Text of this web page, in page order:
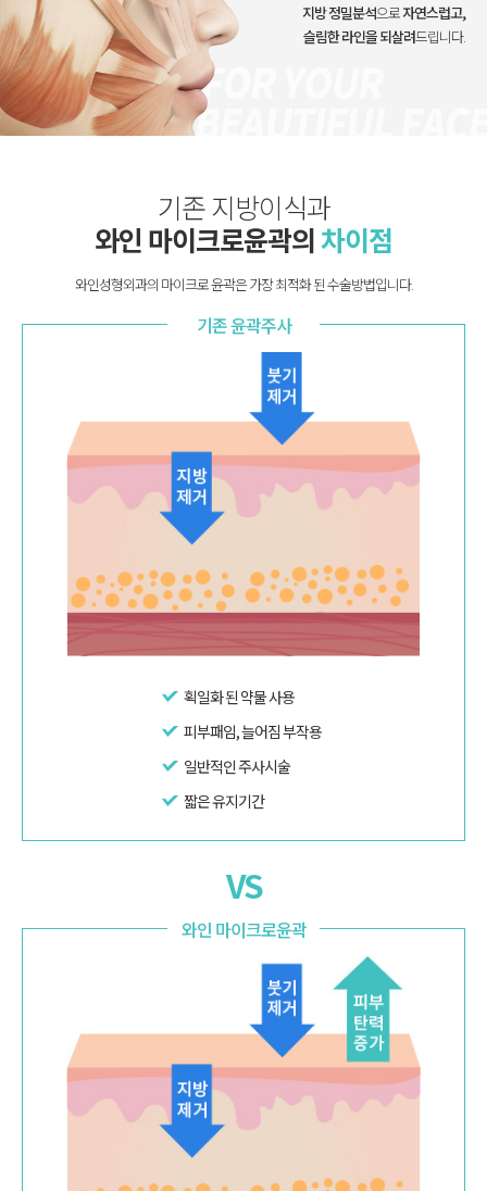
지방 정밀분석으로자연스럽고,
슬림한 라인을 되살려드립니다.
기존 지방이식과
와인 마이크로윤곽의차이점
와인성형외과의 마이크로 윤곽은 가장 최적화 된 수술방법입니다.
기존 윤곽주사
획일화 된 약물 사용
피부패임, 늘어짐 부작용
일반적인 주사시술
짧은 유지기간
와인 마이크로윤곽